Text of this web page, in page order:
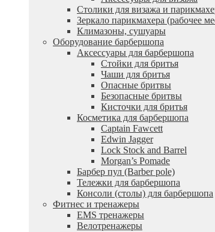
Столики для визажа и
Зеркало парикмахера (рабочее
Климазоны, сушуары
Оборудование барбершопа
Аксессуары для барбершопа
Стойки для бритья
Чаши для бритья
Опасные бритвы
Безопасные бритвы
Кисточки для бритья
Косметика для барбершопа
Captain Fawcett
Edwin Jagger
Lock Stock and Barrel
Morgan’s Pomade
Барбер пул (Barber pole)
Тележки для барбершопа
Консоли (столы) для барбершопа
Фитнес и тренажеры
EMS тренажеры
Велотренажеры